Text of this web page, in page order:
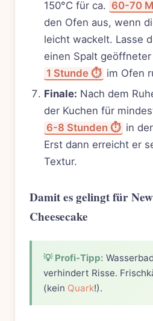
150°C für ca. 60-70
den Ofen aus, wenn
leicht wackelt. Lasse
einen Spalt
1 Stunde ⏱️ im Ofen
Finale: Nach dem
der Kuchen für
6-8 Stunden ⏱️ in
Erst dann erreicht er
Textur.
Damit es gelingt für
Cheesecake
💡 Profi-Tipp:
verhindert Risse.
(kein Quark!).